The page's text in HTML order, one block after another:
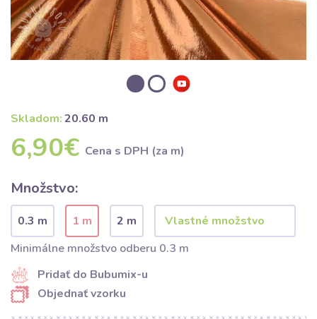
Skladom:20.60 m
6,90€ Cena s DPH (za m)
Množstvo:
0.3 m 1 m
2 m
Minimálne množstvo odberu 0.3 m
Pridať do Bubumix-u
Objednať vzorku